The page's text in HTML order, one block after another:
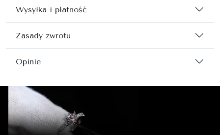
Wysyłka i płatność
Zasady zwrotu
Opinie